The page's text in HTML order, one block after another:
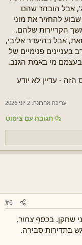
אבל הובהר שהם
להחזיר את מוני
הקריירות שלהם.
אבל בהיעדר אליבי,
פנימיים של
מי באמת הגנב.
- עדיין לא יודע
עריכה אחרונה: 2 יוני 2026
תגובה עם ציטוט
#6
שחקן. בכסף צחור,
בתדירות סבירה.